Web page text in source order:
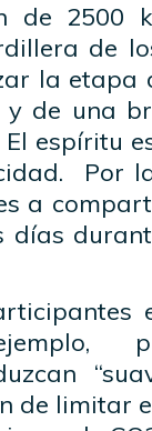
de 2500
de
la
de una
espíritu
Por
a
días
de limitar